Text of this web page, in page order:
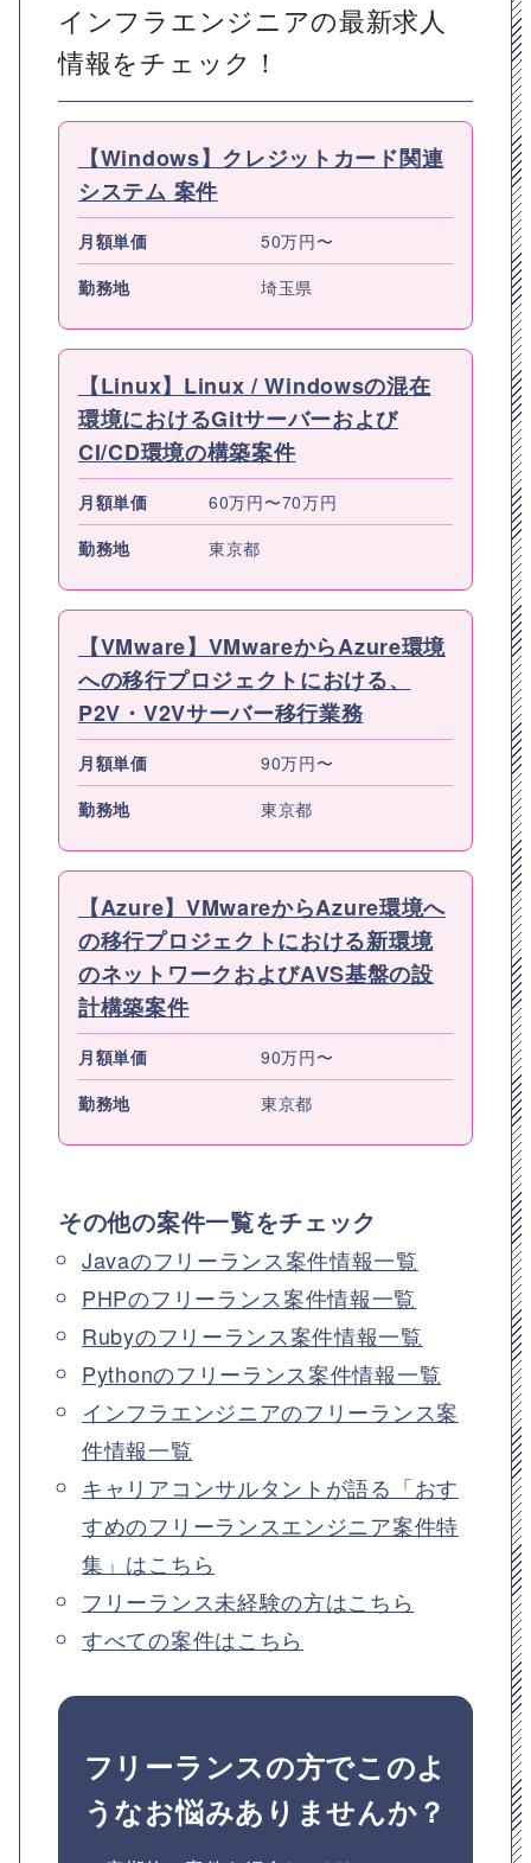
インフラエンジニアの最新求人
情報をチェック！
【Windows】クレジットカード関連
システム 案件
月額単価
50万円〜
勤務地
埼玉県
【Linux】Linux / Windowsの混在
環境におけるGitサーバーおよび
CI/CD環境の構築案件
月額単価
60万円〜70万円
勤務地
東京都
【VMware】VMwareからAzure環境
への移行プロジェクトにおける、
P2V・V2Vサーバー移行業務
月額単価
90万円〜
勤務地
東京都
【Azure】VMwareからAzure環境へ
の移行プロジェクトにおける新環境
のネットワークおよびAVS基盤の設
計構築案件
月額単価
90万円〜
勤務地
東京都
その他の案件一覧をチェック
Javaのフリーランス案件情報一覧
PHPのフリーランス案件情報一覧
Rubyのフリーランス案件情報一覧
Pythonのフリーランス案件情報一覧
インフラエンジニアのフリーランス案
件情報一覧
キャリアコンサルタントが語る「おす
すめのフリーランスエンジニア案件特
集」はこちら
フリーランス未経験の方はこちら
すべての案件はこちら
フリーランスの方でこのよ
うなお悩みありませんか？